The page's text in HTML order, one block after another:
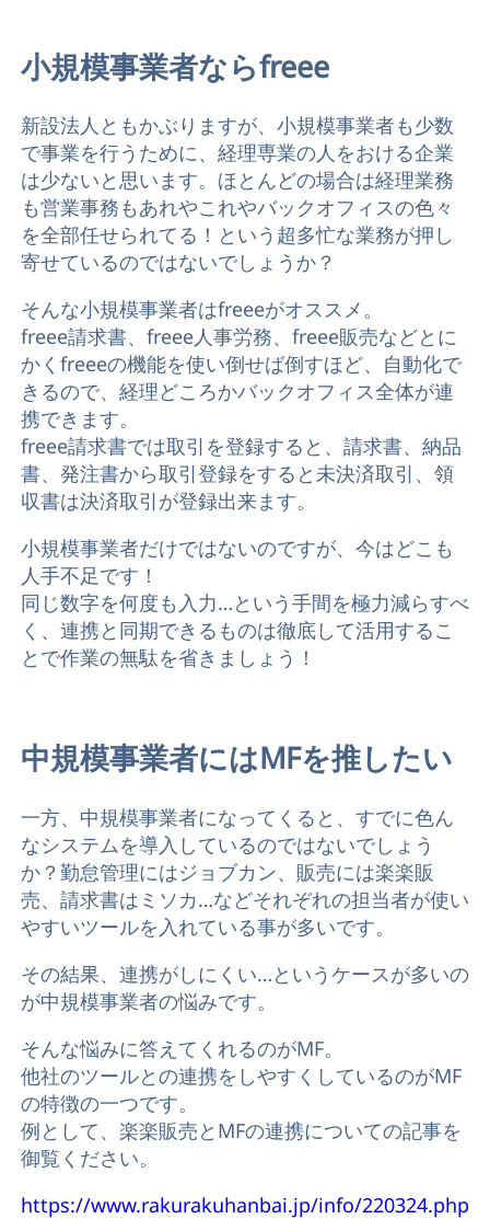
小規模事業者ならfreee
新設法人ともかぶりますが、小規模事業者も少数
で事業を行うために、経理専業の人をおける企業
は少ないと思います。ほとんどの場合は経理業務
も営業事務もあれやこれやバックオフィスの色々
を全部任せられてる！という超多忙な業務が押し
寄せているのではないでしょうか？
そんな小規模事業者はfreeeがオススメ。
freee請求書、freee人事労務、freee販売などとに
かくfreeeの機能を使い倒せば倒すほど、自動化で
きるので、経理どころかバックオフィス全体が連
携できます。
freee請求書では取引を登録すると、請求書、納品
書、発注書から取引登録をすると未決済取引、領
収書は決済取引が登録出来ます。
小規模事業者だけではないのですが、今はどこも
人手不足です！
同じ数字を何度も入力…という手間を極力減らすべ
く、連携と同期できるものは徹底して活用するこ
とで作業の無駄を省きましょう！
中規模事業者にはMFを推したい
一方、中規模事業者になってくると、すでに色ん
なシステムを導入しているのではないでしょう
か？勤怠管理にはジョブカン、販売には楽楽販
売、請求書はミソカ…などそれぞれの担当者が使い
やすいツールを入れている事が多いです。
その結果、連携がしにくい…というケースが多いの
が中規模事業者の悩みです。
そんな悩みに答えてくれるのがMF。
他社のツールとの連携をしやすくしているのがMF
の特徴の一つです。
例として、楽楽販売とMFの連携についての記事を
御覧ください。
https://www.rakurakuhanbai.jp/info/220324.php